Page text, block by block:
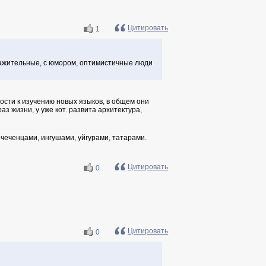
1 Цитировать
с юмором, оптимистичные люди
к изучению новых языков, в общем они
жизни, у уже кот. развита архитектура,
ингушами, уйгурами, татарами.
0
Цитировать
0 Цитировать